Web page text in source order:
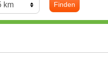
Finden